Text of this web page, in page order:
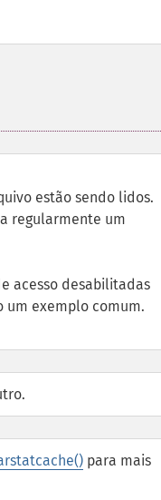
estão sendo lidos.
regularmente um
acesso desabilitadas
um exemplo comum.
para mais